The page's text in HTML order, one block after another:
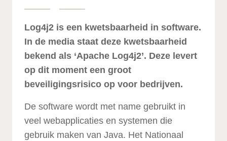
Log4j2 is een kwetsbaarheid in software.
In de media staat deze kwetsbaarheid
bekend als ‘Apache Log4j2’. Deze levert
op dit moment een groot
beveiligingsrisico op voor bedrijven.
De software wordt met name gebruikt in
veel webapplicaties en systemen die
gebruik maken van Java. Het Nationaal